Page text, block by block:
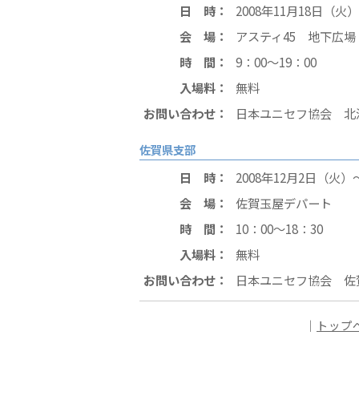
日 時：
2008年11月18日（火
会 場：
アスティ45 地下広場
時 間：
9：00〜19：00
入場料：
無料
お問い合わせ：
日本ユニセフ協会 北
佐賀県支部
日 時：
2008年12月2日（火）
会 場：
佐賀玉屋デパート
時 間：
10：00〜18：30
入場料：
無料
お問い合わせ：
日本ユニセフ協会 佐
｜ トップ